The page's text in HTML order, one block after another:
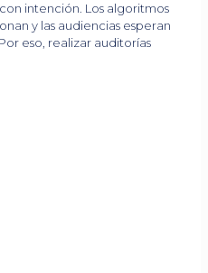
intención. Los algoritmos
y las audiencias esperan
eso, realizar auditorías